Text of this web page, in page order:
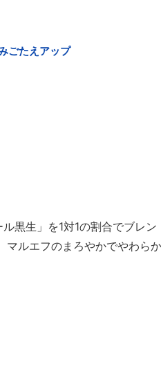
黒生」を1対1の割合でブレン
マルエフのまろやかでやわらか